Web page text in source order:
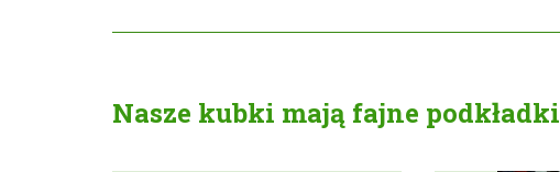
Nasze kubki mają fajne podkładki